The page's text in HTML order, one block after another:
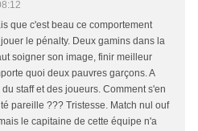
que c'est beau ce comportement
le pénalty. Deux gamins dans la
soigner son image, finir meilleur
quoi deux pauvres garçons. A
staff et des joueurs. Comment s'en
pareille ??? Tristesse. Match nul ouf
le capitaine de cette équipe n'a